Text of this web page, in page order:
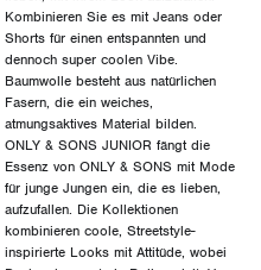
Kombinieren Sie es mit Jeans oder
Shorts für einen entspannten und
dennoch super coolen Vibe.
Baumwolle besteht aus natürlichen
Fasern, die ein weiches,
atmungsaktives Material bilden.
ONLY & SONS JUNIOR fängt die
Essenz von ONLY & SONS mit Mode
für junge Jungen ein, die es lieben,
aufzufallen. Die Kollektionen
kombinieren coole, Streetstyle-
inspirierte Looks mit Attitüde, wobei